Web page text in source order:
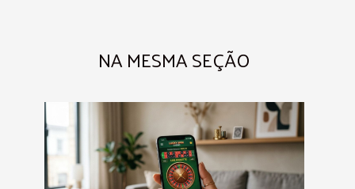
NA MESMA SEÇÃO